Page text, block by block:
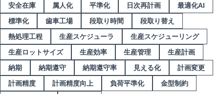
安全在庫
属人化 平準化 日次再計画
最適化AI
標準化
歯車工場 段取り時間
段取り替え
熱処理工程
生産スケジューラ
生産スケジューリング
生産ロットサイズ
生産効率 生産管理
生産計画
納期
納期遵守 納期遵守率 見える化
計画変更
計画精度
計画精度向上 負荷平準化
金型制約